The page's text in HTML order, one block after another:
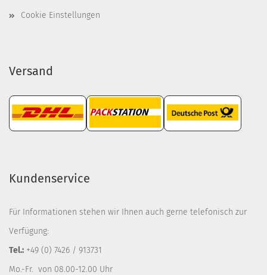
Cookie Einstellungen
Versand
Kundenservice
Für Informationen stehen wir Ihnen auch gerne telefonisch zur
Verfügung:
Tel.: +49 (0) 7426 / 913731
Mo.-Fr. von 08.00-12.00 Uhr